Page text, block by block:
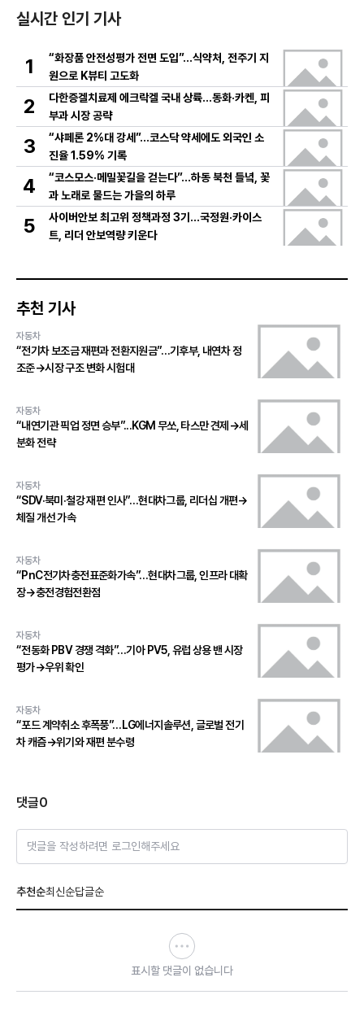
실시간 인기 기사
1
“화장품 안전성평가 전면 도입”…식약처, 전주기 지
원으로 K뷰티 고도화
2
다한증겔치료제 에크락겔 국내 상륙…동화·카켄, 피
부과 시장 공략
3
“샤페론 2%대 강세”…코스닥 약세에도 외국인 소
진율 1.59% 기록
4
“코스모스·메밀꽃길을 걷는다”…하동 북천 들녘, 꽃
과 노래로 물드는 가을의 하루
5
사이버안보 최고위 정책과정 3기…국정원·카이스
트, 리더 안보역량 키운다
추천 기사
자동차
“전기차 보조금 재편과 전환지원금”…기후부, 내연차 정
조준→시장 구조 변화 시험대
자동차
“내연기관 픽업 정면 승부”...KGM 무쏘, 타스만 견제→세
분화 전략
자동차
“SDV·북미·철강 재편 인사”…현대차그룹, 리더십 개편→
체질 개선 가속
자동차
“PnC전기차충전표준화가속”…현대차그룹, 인프라 대확
장→충전경험전환점
자동차
“전동화 PBV 경쟁 격화”…기아 PV5, 유럽 상용 밴 시장
평가→우위 확인
자동차
“포드 계약취소 후폭풍”…LG에너지솔루션, 글로벌 전기
차 캐즘→위기와 재편 분수령
댓글0
댓글을 작성하려면 로그인해주세요
추천순최신순답글순
표시할 댓글이 없습니다